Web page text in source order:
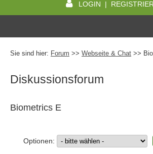
LOGIN |
Sie sind hier: Forum >> Webseite & Chat >>
Diskussionsforum
Biometrics E
Optionen: